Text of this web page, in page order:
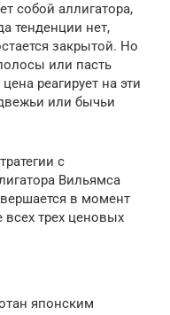
собой аллигатора,
тенденции нет,
закрытой. Но
или пасть
реагирует на эти
или бычьи
с
Вильямса
в момент
трех ценовых
японским